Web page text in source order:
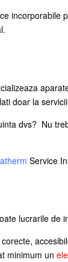
doar la
dvs? Nu
Service
lucrarile de
minimum un